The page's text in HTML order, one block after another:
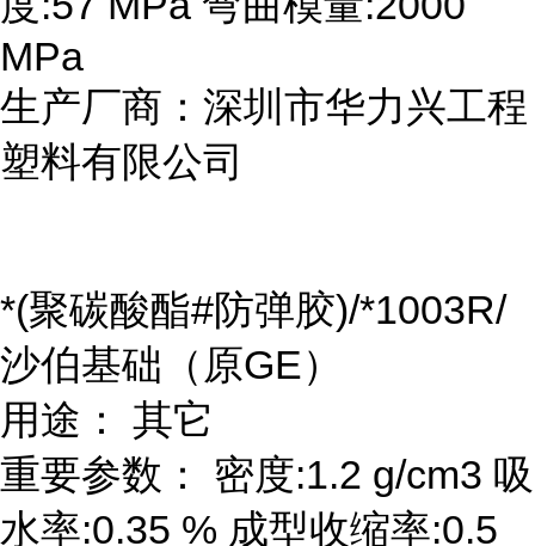
MPa
生产厂商：深圳市华力兴工程
塑料有限公司
*(聚碳酸酯#防弹胶)/*1003R/
沙伯基础（原GE）
用途： 其它
重要参数： 密度:1.2 g/cm3 吸
水率:0.35 % 成型收缩率:0.5